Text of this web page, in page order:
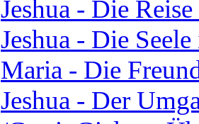
Jeshua - Die
Jeshua - Die
Maria - Die
Jeshua - Der